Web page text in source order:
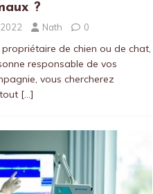
?
Nath 0
de chien ou de chat,
responsable de vos
vous chercherez
[…]